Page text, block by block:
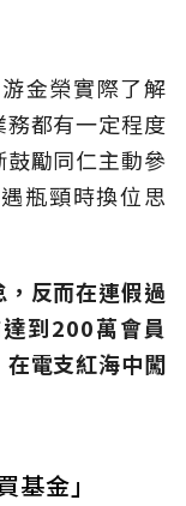
金榮實際了解
都有一定程度
勵同仁主動參
瓶頸時換位思
反而在連假過
到200萬會員
電支紅海中闖
金」